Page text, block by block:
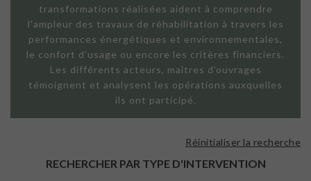
transformations réalisées aident à comprendre
l'ampleur des travaux de réhabilitation à travers les
performances énergétiques et environnementales,
le confort d'usage ou encore les critères financiers.
Les différents acteurs, maîtres d'ouvrages
témoignent et analysent les opérations auxquelles
ils ont participé.
RECHERCHER PAR TYPE D'INTERVENTION
Réinitialiser la recherche
EXTÉRIEURE
FAÇADE SUR
LINÉAIRE
ISOLATION
INTÉRIEURE